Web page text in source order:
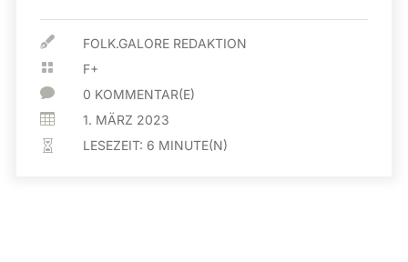
 FOLK.GALORE REDAKTION
 F+
 0 KOMMENTAR(E)
 1. MÄRZ 2023
 LESEZEIT: 6 MINUTE(N)